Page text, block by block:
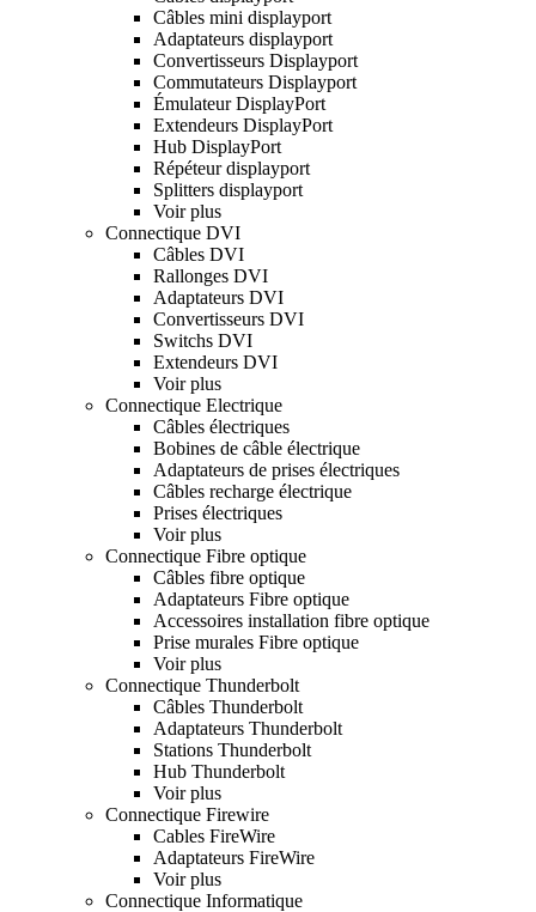
Câbles mini displayport
Adaptateurs displayport
Convertisseurs Displayport
Commutateurs Displayport
Émulateur DisplayPort
Extendeurs DisplayPort
Hub DisplayPort
Répéteur displayport
Splitters displayport
Voir plus
Connectique DVI
Câbles DVI
Rallonges DVI
Adaptateurs DVI
Convertisseurs DVI
Switchs DVI
Extendeurs DVI
Voir plus
Connectique Electrique
Câbles électriques
Bobines de câble électrique
Adaptateurs de prises électriques
Câbles recharge électrique
Prises électriques
Voir plus
Connectique Fibre optique
Câbles fibre optique
Adaptateurs Fibre optique
Accessoires installation fibre optique
Prise murales Fibre optique
Voir plus
Connectique Thunderbolt
Câbles Thunderbolt
Adaptateurs Thunderbolt
Stations Thunderbolt
Hub Thunderbolt
Voir plus
Connectique Firewire
Cables FireWire
Adaptateurs FireWire
Voir plus
Connectique Informatique